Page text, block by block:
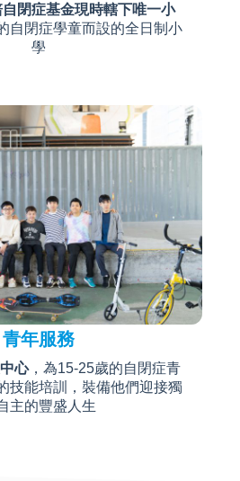
閉症基金現時轄下唯一小
自閉症學童而設的全日制小
學
青年服務
心，為15-25歲的自閉症青
技能培訓，裝備他們迎接獨
主的豐盛人生